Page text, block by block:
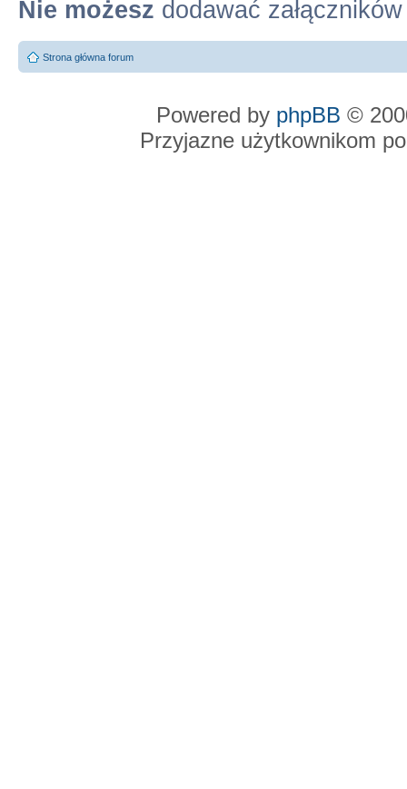
Nie możesz dodawać załączników
Strona główna forum
Powered by phpBB ©
Przyjazne użytkownikom